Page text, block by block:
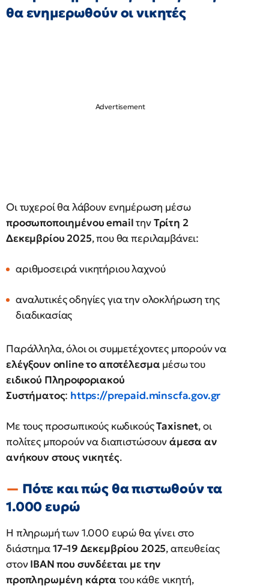
θα ενημερωθούν οι νικητές
Οι τυχεροί θα λάβουν ενημέρωση μέσω
προσωποποιημένου emailτηνΤρίτη 2
Δεκεμβρίου 2025, που θα περιλαμβάνει:
αριθμοσειρά νικητήριου λαχνού
αναλυτικές οδηγίες για την ολοκλήρωση της
διαδικασίας
Παράλληλα, όλοι οι συμμετέχοντες μπορούν να
ελέγξουν online το αποτέλεσμα μέσω του
ειδικού Πληροφοριακού
Συστήματος: https://prepaid.minscfa.gov.gr
Με τους προσωπικούς κωδικούςTaxisnet, οι
πολίτες μπορούν να διαπιστώσουνάμεσα αν
ανήκουν στους νικητές.
Πότε και πώς θα πιστωθούν τα
1.000 ευρώ
Η πληρωμή των 1.000 ευρώ θα γίνει στο
διάστημα17–19 Δεκεμβρίου 2025, απευθείας
στονIBAN που συνδέεται με την
προπληρωμένη κάρτα του κάθε νικητή,